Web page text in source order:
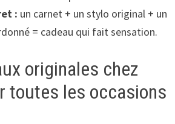
: un carnet + un stylo original + un
= cadeau qui fait sensation.
originales chez
toutes les occasions